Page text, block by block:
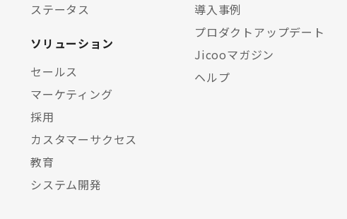
ステータス
ソリューション
セールス
マーケティング
採用
カスタマーサクセス
教育
システム開発
導入事例
プロダクトアップデート
Jicooマガジン
ヘルプ